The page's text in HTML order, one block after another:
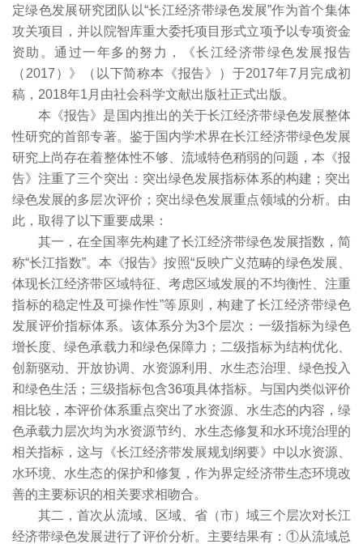
定绿色发展研究团队以“长江经济带绿色发展”作为首个集体
攻关项目，并以院智库重大委托项目形式立项予以专项资金
资助。通过一年多的努力，《长江经济带绿色发展报告
（2017）》（以下简称本《报告》）于2017年7月完成初
稿，2018年1月由社会科学文献出版社正式出版。
本《报告》是国内推出的关于长江经济带绿色发展整体
性研究的首部专著。鉴于国内学术界在长江经济带绿色发展
研究上尚存在着整体性不够、流域特色稍弱的问题，本《报
告》注重了三个突出：突出绿色发展指标体系的构建；突出
绿色发展的多层次评价；突出绿色发展重点领域的分析。由
此，取得了以下重要成果：
其一，在全国率先构建了长江经济带绿色发展指数，简
称“长江指数”。本《报告》按照“反映广义范畴的绿色发展、
体现长江经济带区域特征、考虑区域发展的不均衡性、注重
指标的稳定性及可操作性”等原则，构建了长江经济带绿色
发展评价指标体系。该体系分为3个层次：一级指标为绿色
增长度、绿色承载力和绿色保障力；二级指标为结构优化、
创新驱动、开放协调、水资源利用、水生态治理、绿色投入
和绿色生活；三级指标包含36项具体指标。与国内类似评价
相比较，本评价体系重点突出了水资源、水生态的内容，绿
色承载力层次均为水资源节约、水生态修复和水环境治理的
相关指标，这与《长江经济带发展规划纲要》中以水资源、
水环境、水生态的保护和修复，作为界定经济带生态环境改
善的主要标识的相关要求相吻合。
其二，首次从流域、区域、省（市）域三个层次对长江
经济带绿色发展进行了评价分析。主要结果有：①从流域总